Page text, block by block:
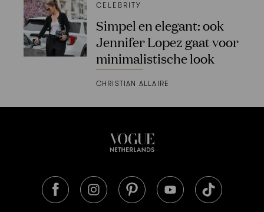
CELEBRITY
Simpel en elegant: ook
Jennifer Lopez gaat voor
minimalistische look
CHRISTIAN ALLAIRE